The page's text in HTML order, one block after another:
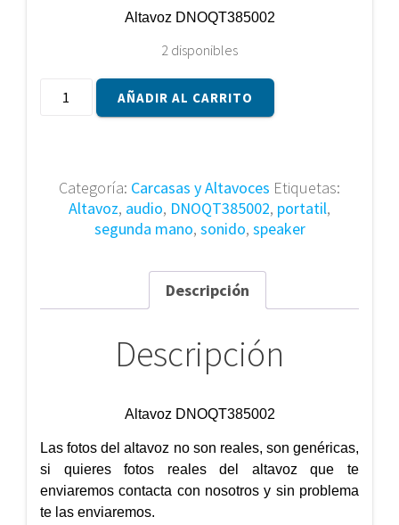
Altavoz DNOQT385002
2 disponibles
ALTAVOZ
DNOQT385002
AÑADIR AL CARRITO
Categoría: Carcasas y Altavoces Etiquetas:
Altavoz, audio, DNOQT385002, portatil,
segunda mano, sonido, speaker
Descripción
Descripción
Altavoz DNOQT385002
Las fotos del altavoz no son reales, son genéricas,
si quieres fotos reales del altavoz que te
enviaremos contacta con nosotros y sin problema
te las enviaremos.